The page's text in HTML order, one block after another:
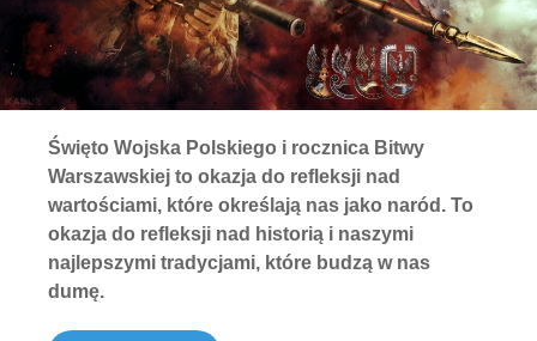
Święto Wojska Polskiego i rocznica Bitwy
Warszawskiej to okazja do refleksji nad
wartościami, które określają nas jako naród. To
okazja do refleksji nad historią i naszymi
najlepszymi tradycjami, które budzą w nas
dumę.